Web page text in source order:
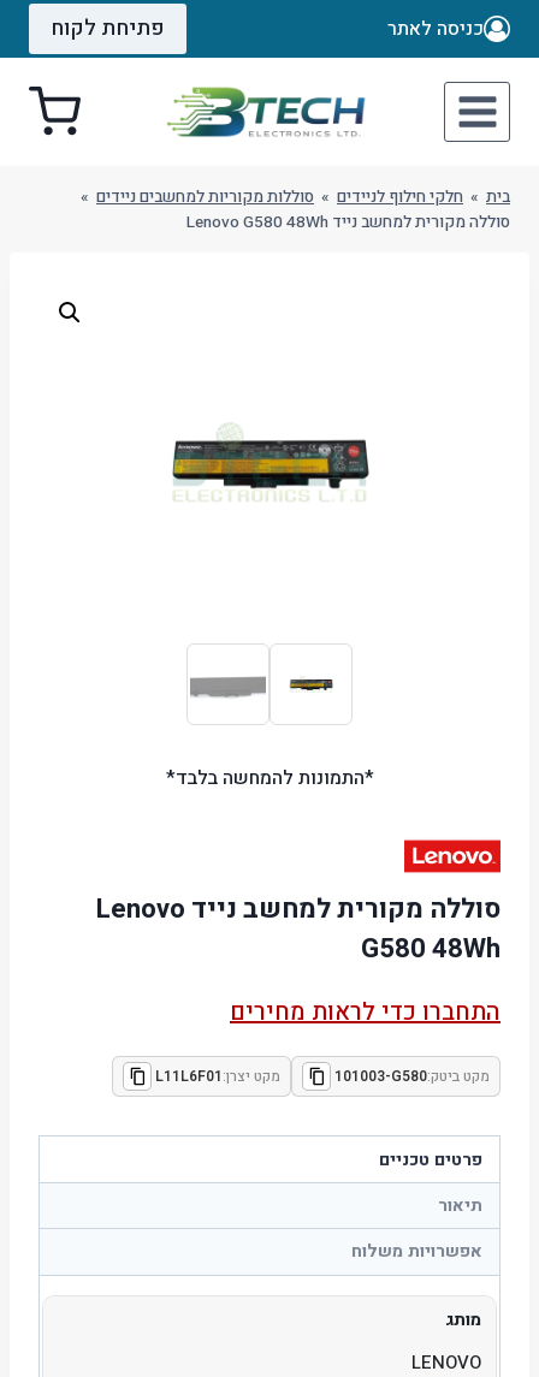
Skip
כניסה לאתר פתיחת לקוח
בית » חלקי חילוף לניידים » סוללות מקוריות למחשבים ניידים »
סוללה מקורית למחשב נייד Lenovo G580 48Wh
*התמונות להמחשה בלבד*
סוללה מקורית למחשב נייד Lenovo
G580 48Wh
התחברו כדי לראות מחירים
מקט ביטק:101003-G580 מקט יצרן:L11L6F01
פרטים טכניים
תיאור
אפשרויות משלוח
מותג
LENOVO